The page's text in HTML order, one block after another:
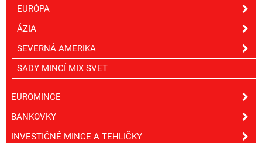
EURÓPA
ÁZIA
SEVERNÁ AMERIKA
SADY MINCÍ MIX SVET
EUROMINCE
BANKOVKY
INVESTIČNÉ MINCE A TEHLIČKY